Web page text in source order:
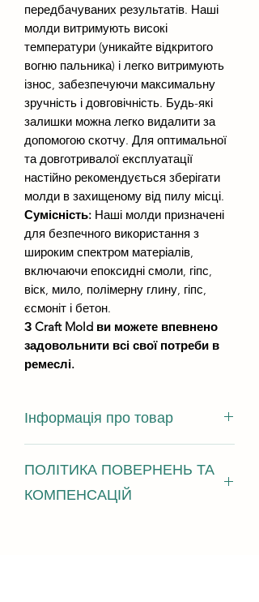
передбачуваних результатів. Наші
молди витримують високі
температури (уникайте відкритого
вогню пальника) і легко витримують
ізнос, забезпечуючи максимальну
зручність і довговічність. Будь-які
залишки можна легко видалити за
допомогою скотчу. Для оптимальної
та довготривалої експлуатації
настійно рекомендується зберігати
молди в захищеному від пилу місці.
Сумісність: Наші молди призначені
для безпечного використання з
широким спектром матеріалів,
включаючи епоксидні смоли, гіпс,
віск, мило, полімерну глину, гіпс,
єсмоніт і бетон.
З Craft Mold ви можете впевнено
задовольнити всі свої потреби в
ремеслі.
Інформація про товар
"Фрукти", складається з 5 моделей.
Це новий тип форми з додатковим 3D
ПОЛІТИКА ПОВЕРНЕНЬ ТА
КОМПЕНСАЦІЙ